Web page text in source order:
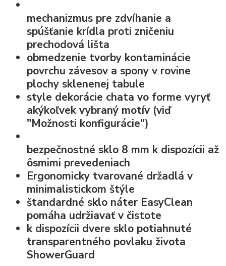
mechanizmus pre zdvíhanie a
spúšťanie krídla proti zničeniu
prechodová lišta
obmedzenie tvorby kontaminácie
povrchu závesov a spony v rovine
plochy sklenenej tabule
style dekorácie chata vo formevyryť
akýkoľvek vybraný motív (viď
"Možnosti konfigurácie")
bezpečnostné sklo 8 mm k dispozícii až
ôsmimi prevedeniach
Ergonomicky tvarované držadlá v
minimalistickom štýle
štandardnésklo náter EasyClean
pomáha udržiavať v čistote
k dispozícii dvere sklo potiahnuté
transparentného povlaku života
ShowerGuard